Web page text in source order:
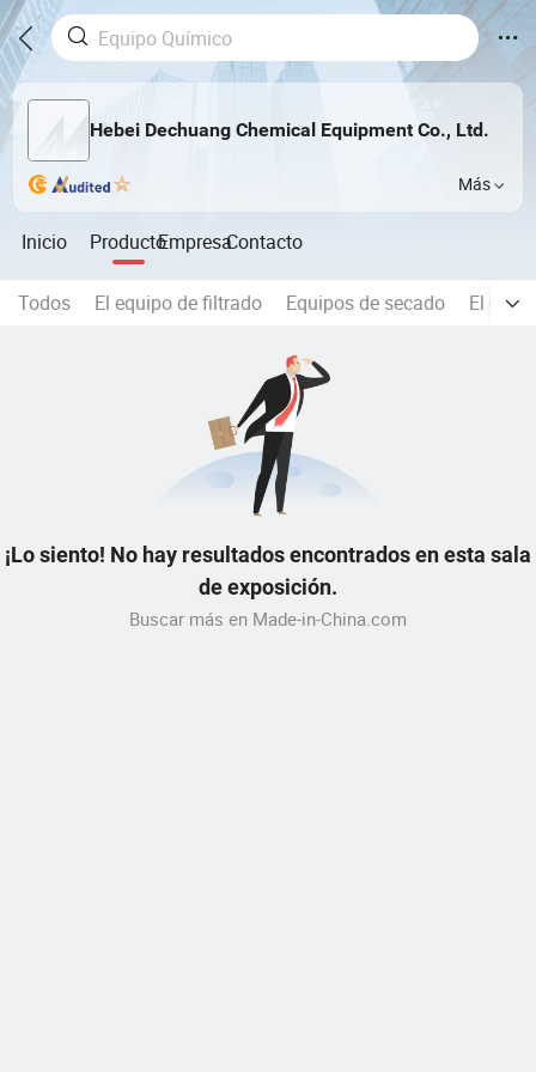
Hebei Dechuang Chemical Equipment Co., Ltd.
Más
Inicio ProductoEmpresaContacto
Todos El equipo de filtrado Equipos de secado El
¡Lo siento! No hay resultados encontrados en esta sala
de exposición.
Buscar más en Made-in-China.com